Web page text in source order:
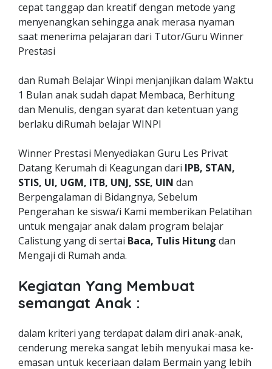
cepat tanggap dan kreatif dengan metode yang
menyenangkan sehingga anak merasa nyaman
saat menerima pelajaran dari Tutor/Guru Winner
Prestasi
dan Rumah Belajar Winpi menjanjikan dalam Waktu
1 Bulan anak sudah dapat Membaca, Berhitung
dan Menulis, dengan syarat dan ketentuan yang
berlaku diRumah belajar WINPI
Winner Prestasi Menyediakan Guru Les Privat
Datang Kerumah di Keagungan dari IPB, STAN,
STIS, UI, UGM, ITB, UNJ, SSE, UIN dan
Berpengalaman di Bidangnya, Sebelum
Pengerahan ke siswa/i Kami memberikan Pelatihan
untuk mengajar anak dalam program belajar
Calistung yang di sertai Baca, Tulis Hitung dan
Mengaji di Rumah anda.
Kegiatan Yang Membuat
semangat Anak :
dalam kriteri yang terdapat dalam diri anak-anak,
cenderung mereka sangat lebih menyukai masa ke-
emasan untuk keceriaan dalam Bermain yang lebih